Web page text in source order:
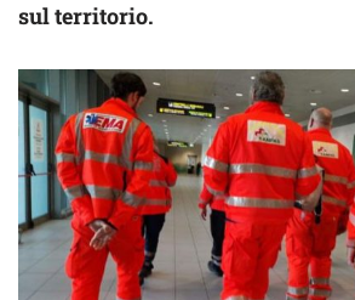
sul territorio.